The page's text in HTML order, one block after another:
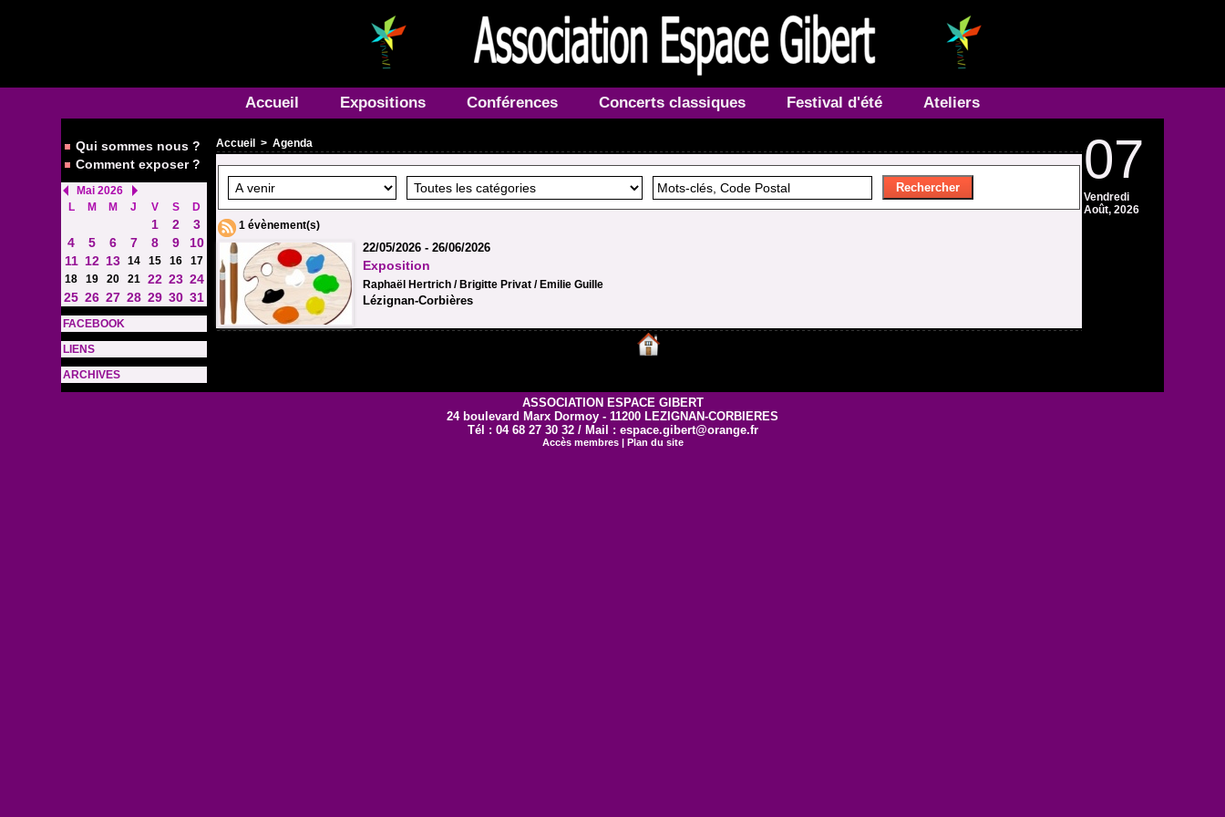
Accueil Expositions Conférences Concerts classiques Festival d'été Ateliers
Qui sommes nous ?
Comment exposer ?
Mai 2026
L
M M J V S D
1 2
3
4
5 6 7 8 9
10
11 12 13 14 15 16
17
18
19 20 21 22 23 24
25 26 27 28 29 30 31
FACEBOOK
LIENS
ARCHIVES
Accueil > Agenda
1 évènement(s)
22/05/2026 - 26/06/2026
Exposition
Raphaël Hertrich / Brigitte Privat / Emilie Guille
Lézignan-Corbières
07
Vendredi
Août, 2026
ASSOCIATION ESPACE GIBERT
24 boulevard Marx Dormoy - 11200 LEZIGNAN-CORBIERES
Tél : 04 68 27 30 32 / Mail : espace.gibert@orange.fr
Accès membres | Plan du site